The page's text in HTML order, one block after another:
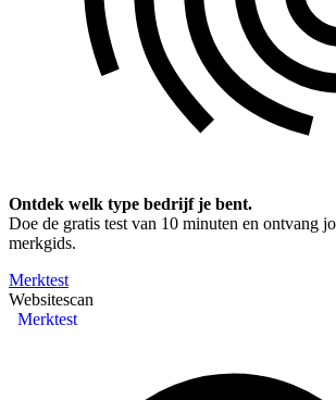
Ontdek welk type bedrijf je bent.
Doe de gratis test van 10 minuten en ontvang
merkgids.
Merktest
Merktest
Websitescan